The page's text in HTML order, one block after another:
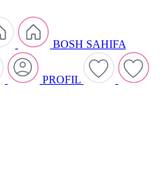
BOSH SAHIFA
PROFIL